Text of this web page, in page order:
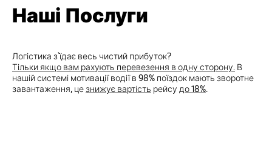
Наші Послуги
Логістика з`їдає весь чистий прибуток?
Тільки якщо вам рахують перевезення в одну сторону. В
нашій системі мотивації водії в 98% поїздок мають зворотне
завантаження, цезнижує вартість рейсу до 18%.